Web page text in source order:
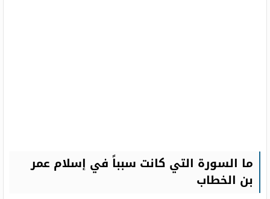
ما السورة التي كانت سبباً في إسلام عمر
بن الخطاب